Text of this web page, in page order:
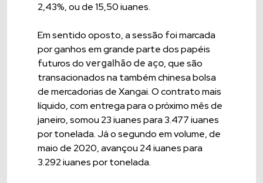
2,43%, ou de 15,50 iuanes.
Em sentido oposto, a sessão foi marcada
por ganhos em grande parte dos papéis
futuros dovergalhão de aço, que são
transacionados na também chinesa bolsa
de mercadorias de Xangai. O contrato mais
líquido, com entrega para o próximo mês de
janeiro, somou 23 iuanes para 3.477 iuanes
por tonelada. Já o segundo em volume, de
maio de 2020, avançou 24 iuanes para
3.292 iuanes por tonelada.